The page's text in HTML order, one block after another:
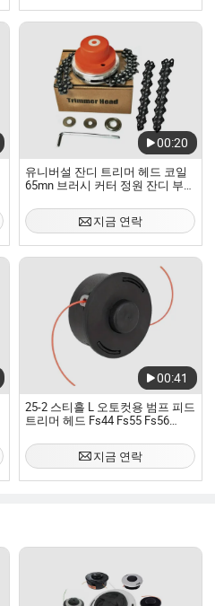
00:20
유니버설 잔디 트리머 헤드 코일
65mn 브러시 커터 정원 잔디 부품
구 예비 부품
지금 연락
00:41
25-2 스티흘 L 오토컷용 범프 피드
트리머 헤드 Fs44 Fs55 Fs56
Fs130 Fs250 M10X1.0 Lhf 제초기
헤드
지금 연락